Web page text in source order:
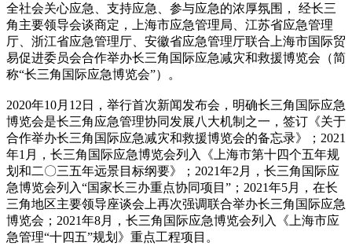
全社会关心应急、支持应急、参与应急的浓厚氛围， 经长三
角主要领导会谈商定，上海市应急管理局、江苏省应急管理
厅、浙江省应急管理厅、安徽省应急管理厅联合上海市国际贸
易促进委员会合作举办长三角国际应急减灾和救援博览会（简
称“长三角国际应急博览会”）。
2020年10月12日，举行首次新闻发布会，明确长三角国际应急
博览会是长三角应急管理协同发展八大机制之一，签订《关于
合作举办长三角国际应急减灾和救援博览会的备忘录》；2021
年1月，长三角国际应急博览会列入《上海市第十四个五年规
划和二〇三五年远景目标纲要》；2021年2月，长三角国际应
急博览会列入“国家长三办重点协同项目”；2021年5月，在长
三角地区主要领导座谈会上再次强调联合举办长三角国际应急
博览会；2021年8月，长三角国际应急博览会列入《上海市应
急管理“十四五”规划》重点工程项目。